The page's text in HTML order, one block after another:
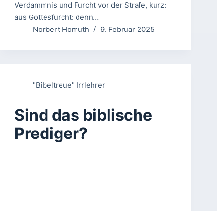
Verdammnis und Furcht vor der Strafe, kurz:
aus Gottesfurcht: denn…
Norbert Homuth
9. Februar 2025
"Bibeltreue" Irrlehrer
Sind das biblische
Prediger?